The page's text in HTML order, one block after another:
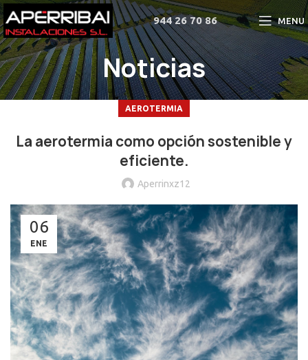
944 26 70 86 MENU
Noticias
AEROTERMIA
La aerotermia como opción sostenible y
eficiente.
Aperrinxz12
06
ENE